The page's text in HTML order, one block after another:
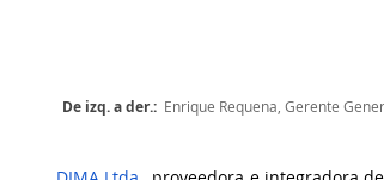
De izq. a der.: Enrique Requena, Gerente